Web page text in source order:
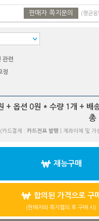
판매자 쪽지문의 (평균응
관련
정
+ 옵션 0원 * 수량 1 개 + 배
총
(카드결제 : 카드전표 발행 | 계좌이체 및 가
재능구매
합의된 가격으로 구
(판매자와 쪽지협의 후 구매 시)